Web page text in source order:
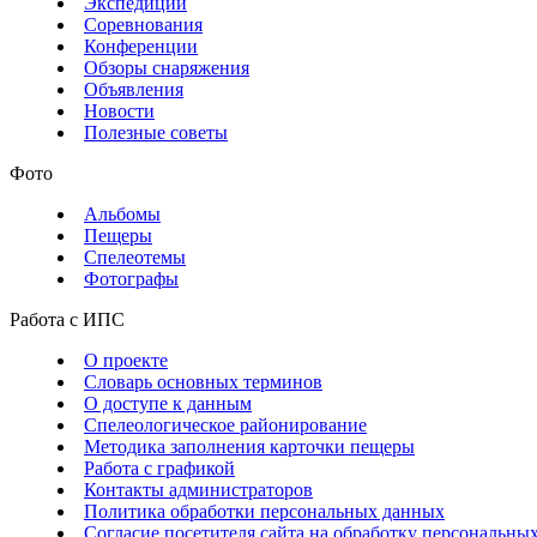
Соревнования
Конференции
Обзоры снаряжения
Объявления
Новости
Полезные советы
Фото
Альбомы
Пещеры
Спелеотемы
Фотографы
Работа с ИПС
О проекте
Словарь основных терминов
О доступе к данным
Спелеологическое районирование
Методика заполнения карточки пещеры
Работа с графикой
Контакты администраторов
Политика обработки персональных данных